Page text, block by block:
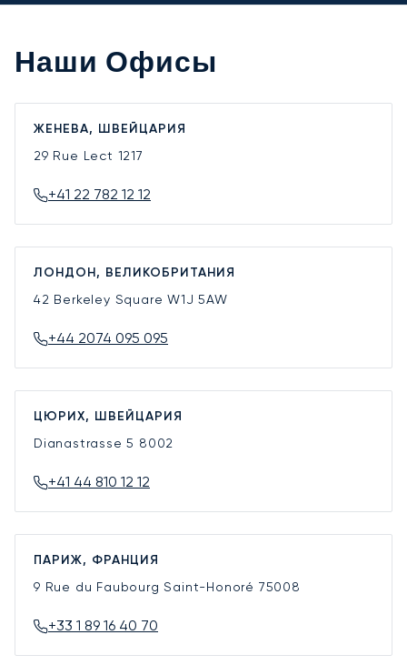
Наши Офисы
ЖЕНЕВА, ШВЕЙЦАРИЯ
29 Rue Lect 1217
+41 22 782 12 12
ЛОНДОН, ВЕЛИКОБРИТАНИЯ
42 Berkeley SquareW1J 5AW
+44 2074 095 095
ЦЮРИХ, ШВЕЙЦАРИЯ
Dianastrasse 5 8002
+41 44 810 12 12
ПАРИЖ, ФРАНЦИЯ
9 Rue du Faubourg Saint-Honoré 75008
+33 1 89 16 40 70